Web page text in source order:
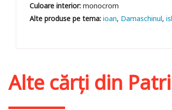
Culoare interior:monocrom
ioan Damaschinul
Alte cărți din